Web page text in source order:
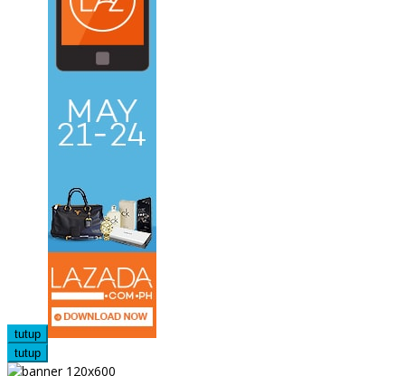
tutup
tutup